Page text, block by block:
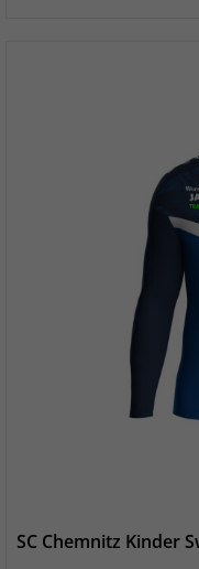
SC Chemnitz Kinder